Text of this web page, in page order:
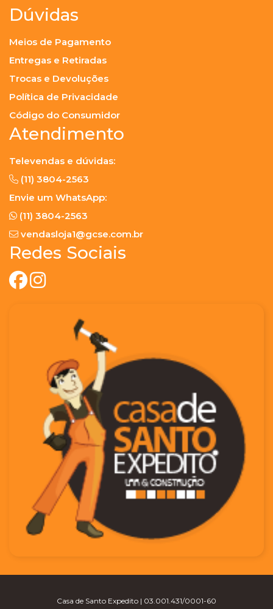
Dúvidas
Meios de Pagamento
Entregas e Retiradas
Trocas e Devoluções
Política de Privacidade
Código do Consumidor
Atendimento
Televendas e dúvidas:
(11) 3804-2563
Envie um WhatsApp:
(11) 3804-2563
vendasloja1@gcse.com.br
Redes Sociais
Casa de Santo Expedito | 03.001.431/0001-60